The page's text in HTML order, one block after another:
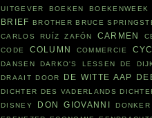
UITGEVER
BOEKEN BOEKENWEEK
BRIEF BROTHER BRUCE
CARLOS RUÍZ ZAFÓN CARMEN
CODE
COLUMN COMMERCIE
DANSEN
DARKO'S LESSEN DE
DRAAIT DOOR
DE WITTE AAP
DICHTER DES VADERLANDS
DISNEY
DON GIOVANNI DONKER